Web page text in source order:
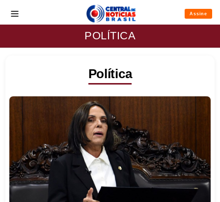
Assine
POLÍTICA
Política